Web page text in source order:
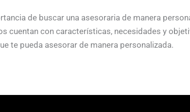
de buscar una asesoraria de manera
cuentan con características, necesidades y
te pueda asesorar de manera personalizada.